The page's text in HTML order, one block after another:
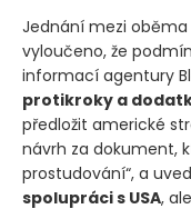
Jednání mezi
vyloučeno, že
informací agentury
protikroky a
předložit americké
návrh za dokument,
prostudování“, a
spolupráci s USA,